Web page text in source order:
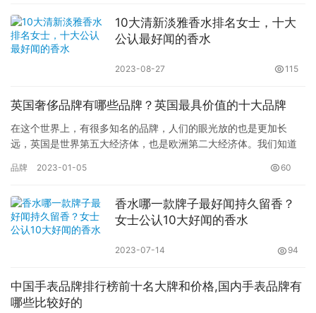
10大清新淡雅香水排名女士，十大
公认最好闻的香水
2023-08-27 115
英国奢侈品牌有哪些品牌？英国最具价值的十大品牌
在这个世界上，有很多知名的品牌，人们的眼光放的也是更加长
远，英国是世界第五大经济体，也是欧洲第二大经济体。我们知道
本田、索…
品牌 2023-01-05 60
香水哪一款牌子最好闻持久留香？
女士公认10大好闻的香水
2023-07-14 94
中国手表品牌排行榜前十名大牌和价格,国内手表品牌有
哪些比较好的